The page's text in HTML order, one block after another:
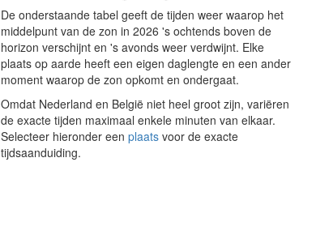
De onderstaande tabel geeft de tijden weer waarop het
middelpunt van de zon in 2026 's ochtends boven de
horizon verschijnt en 's avonds weer verdwijnt. Elke
plaats op aarde heeft een eigen daglengte en een ander
moment waarop de zon opkomt en ondergaat.
Omdat Nederland en België niet heel groot zijn, variëren
de exacte tijden maximaal enkele minuten van elkaar.
Selecteer hieronder een plaats voor de exacte
tijdsaanduiding.